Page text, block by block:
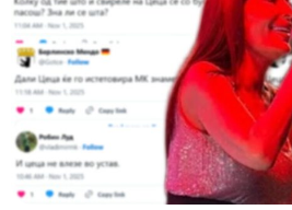
скап
стајлинг,
само
сакото
вреди
13.000
евра